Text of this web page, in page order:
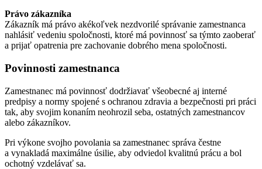
Právo zákazníka
Zákazník má právo akékoľvek nezdvorilé správanie zamestnanca
nahlásiť vedeniu spoločnosti, ktoré má povinnosť sa týmto zaoberať
a prijať opatrenia pre zachovanie dobrého mena spoločnosti.
Povinnosti zamestnanca
Zamestnanec má povinnosť dodržiavať všeobecné aj interné
predpisy a normy spojené s ochranou zdravia a bezpečnosti pri práci
tak, aby svojim konaním neohrozil seba, ostatných zamestnancov
alebo zákazníkov.
Pri výkone svojho povolania sa zamestnanec správa čestne
a vynakladá maximálne úsilie, aby odviedol kvalitnú prácu a bol
ochotný vzdelávať sa.